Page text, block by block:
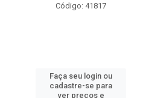
Código: 41817
Faça seu login ou
cadastre-se para
ver preços e